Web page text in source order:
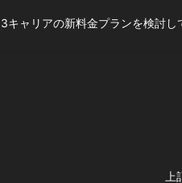
3キャリアの新料金プランを検討し